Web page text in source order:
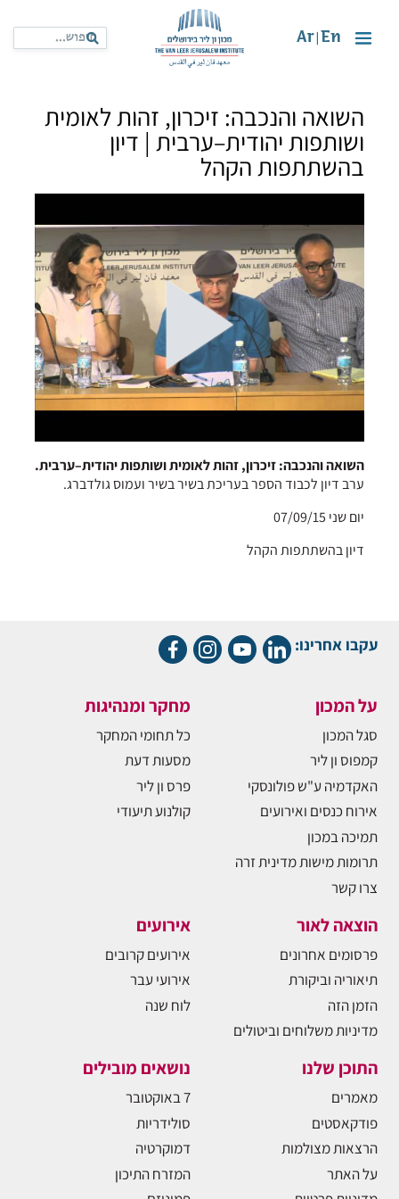
En
Ar
השואה והנכבה: זיכרון, זהות לאומית
ושותפות יהודית–ערבית | דיון
בהשתתפות הקהל
השואה והנכבה: זיכרון, זהות לאומית ושותפות יהודית–ערבית.
ערב דיון לכבוד הספר בעריכת בשיר בשיר ועמוס גולדברג.
יום שני 07/09/15
דיון בהשתתפות הקהל
עקבו אחרינו:
על המכון
סגל המכון
קמפוס ון ליר
האקדמיה ע"ש פולונסקי
אירוח כנסים ואירועים
תמיכה במכון
תרומות מישות מדינית זרה
צרו קשר
מחקר ומנהיגות
כל תחומי המחקר
מסעות דעת
פרס ון ליר
קולנוע תיעודי
הוצאה לאור
פרסומים אחרונים
תיאוריה וביקורת
הזמן הזה
מדיניות משלוחים וביטולים
אירועים
אירועים קרובים
אירועי עבר
לוח שנה
התוכן שלנו
מאמרים
פודקאסטים
הרצאות מצולמות
על האתר
נושאים מובילים
7 באוקטובר
סולידריות
דמוקרטיה
המזרח התיכון